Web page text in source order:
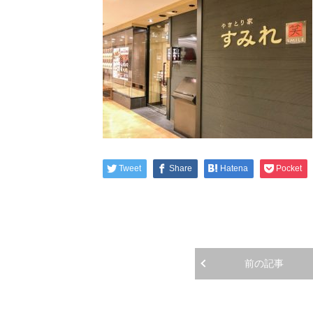
Tweet Share Hatena Pocket
前の記事